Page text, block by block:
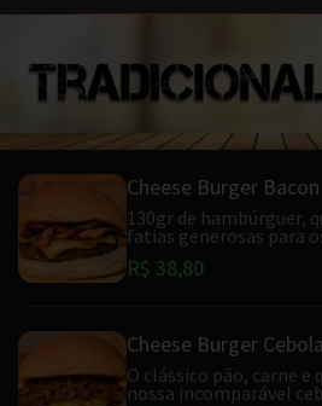
Cheese Burger Bacon
130gr de hambúrguer,
fatias generosas para
R$ 38,80
Cheese Burger
O clássico pão, carne
nossa incomparável